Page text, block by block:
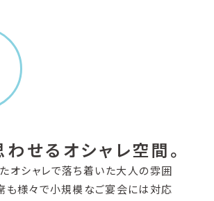
せるオシャレ空間。
オシャレで落ち着いた大人の雰囲
も様々で小規模なご宴会には対応